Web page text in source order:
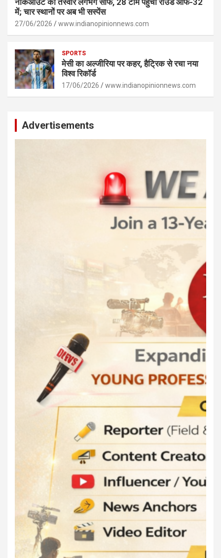
में; चार स्थानों पर अब भी सस्पेंस
27/06/2026 www.indianopinionnews.com
SPORTS
मेसी का अल्जीरिया पर कहर, हैट्रिक से रचा नया
विश्व रिकॉर्ड
17/06/2026 www.indianopinionnews.com
Advertisements